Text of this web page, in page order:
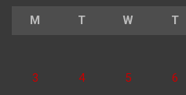
M T W T
3 4 5 6